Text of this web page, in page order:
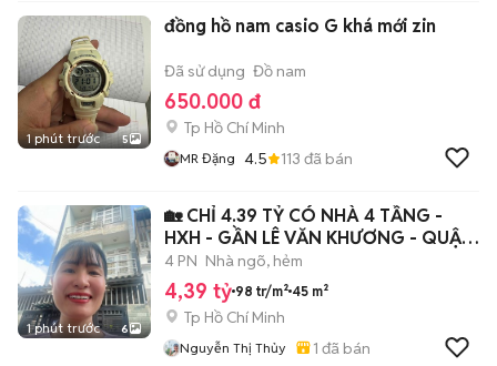
1 phút trước 5
đồng hồ nam casio G khá mới zin
Đã sử dụng Đồ nam
650.000 đ
Tp Hồ Chí Minh
MR Đặng 4.5 113 đã bán
1 phút trước 6
🏡 CHỈ 4.39 TỶ CÓ NHÀ 4 TẦNG -
HXH - GẦN LÊ VĂN KHƯƠNG - QUẬN
12.
4 PN Nhà ngõ, hẻm
4,39 tỷ 98 tr/m² 45 m²
Tp Hồ Chí Minh
Nguyễn Thị Thủy 1 đã bán